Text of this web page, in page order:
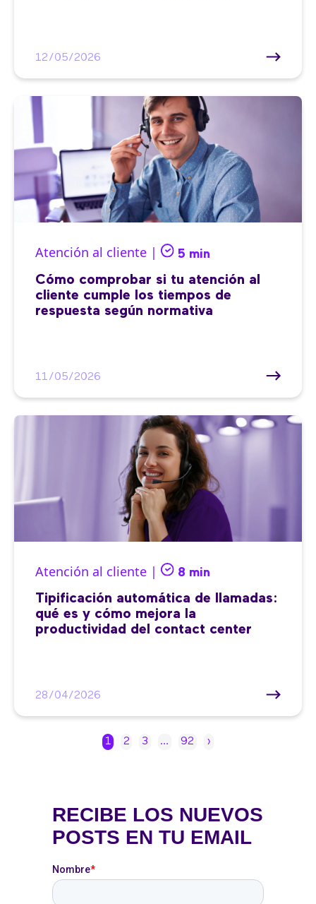
12/05/2026
Atención al cliente | 5 min
Cómo comprobar si tu atención al
cliente cumple los tiempos de
respuesta según normativa
11/05/2026
Atención al cliente | 8 min
Tipificación automática de llamadas:
qué es y cómo mejora la
productividad del contact center
28/04/2026
1 2 3 … 92 ›